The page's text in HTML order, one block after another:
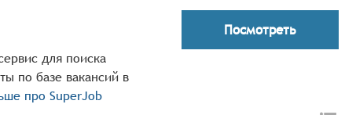
для поиска
по базе вакансий в
про SuperJob
Посмотреть